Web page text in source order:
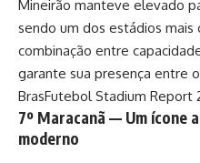
Mineirão manteve elevado
sendo um dos estádios
combinação entre
garante sua presença entre
BrasFutebol Stadium Report
7º Maracanã — Um ícone
moderno